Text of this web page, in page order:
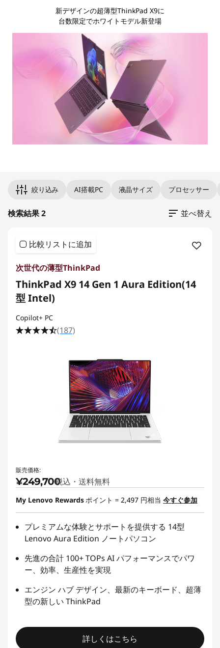
新デザインの超薄型ThinkPad X9に
台数限定でホワイトモデル新登場
絞り込み AI搭載PC 液晶サイズ プロセッサー
検索結果 2 並べ替え
比較リストに追加
次世代の薄型ThinkPad
ThinkPad X9 14 Gen 1 Aura Edition(14
型 Intel)
Copilot+ PC
(187)
販売価格:
¥249,700税込・送料無料
My Lenovo Rewardsポイント = 2,497 円相当 今すぐ参加
プレミアムな体験とサポートを提供する 14型
Lenovo Aura Edition ノートパソコン
先進の合計 100+ TOPs AI パフォーマンスでパワ
ー、効率、生産性を実現
エンジン ハブ デザイン、最新のキーボード、超薄
型の新しい ThinkPad
詳しくはこちら